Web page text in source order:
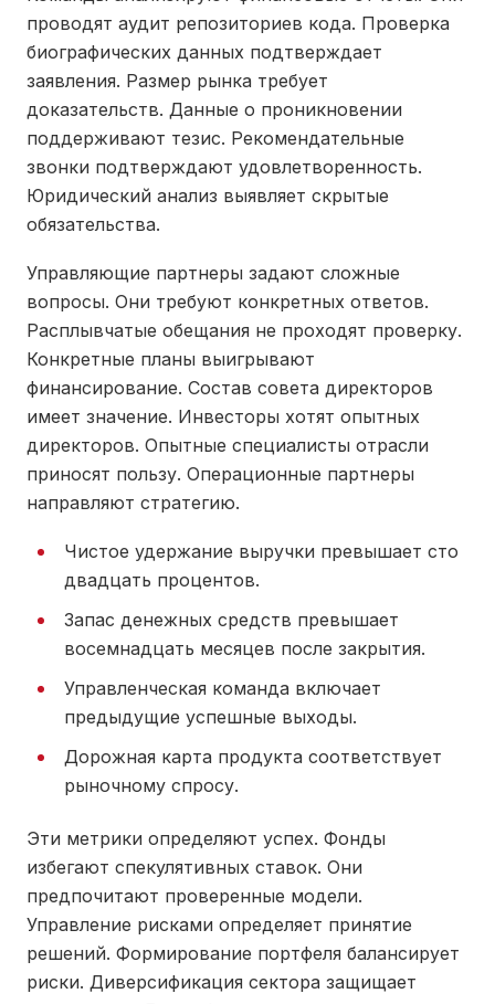
проводят аудит репозиториев кода. Проверка
биографических данных подтверждает
заявления. Размер рынка требует
доказательств. Данные о проникновении
поддерживают тезис. Рекомендательные
звонки подтверждают удовлетворенность.
Юридический анализ выявляет скрытые
обязательства.
Управляющие партнеры задают сложные
вопросы. Они требуют конкретных ответов.
Расплывчатые обещания не проходят проверку.
Конкретные планы выигрывают
финансирование. Состав совета директоров
имеет значение. Инвесторы хотят опытных
директоров. Опытные специалисты отрасли
приносят пользу. Операционные партнеры
направляют стратегию.
Чистое удержание выручки превышает сто
двадцать процентов.
Запас денежных средств превышает
восемнадцать месяцев после закрытия.
Управленческая команда включает
предыдущие успешные выходы.
Дорожная карта продукта соответствует
рыночному спросу.
Эти метрики определяют успех. Фонды
избегают спекулятивных ставок. Они
предпочитают проверенные модели.
Управление рисками определяет принятие
решений. Формирование портфеля балансирует
риски. Диверсификация сектора защищает